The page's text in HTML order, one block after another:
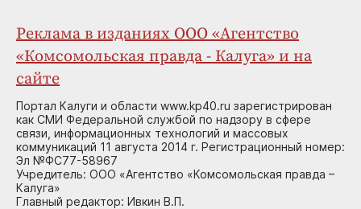
Реклама в изданиях ООО «Агентство
«Комсомольская правда - Калуга» и на
сайте
Портал Калуги и области www.kp40.ru зарегистрирован
как СМИ Федеральной службой по надзору в сфере
связи, информационных технологий и массовых
коммуникаций 11 августа 2014 г. Регистрационный номер:
Эл №ФС77-58967
Учредитель: ООО «Агентство «Комсомольская правда –
Калуга»
Главный редактор: Ивкин В.П.